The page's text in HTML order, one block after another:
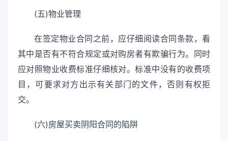
(五)物业管理
在签定物业合同之前，应仔细阅读合同条款，看
其中是否有不符合规定或对购房者有欺骗行为。同时
应对照物业收费标准仔细核对。标准中没有的收费项
目，可要求对方出示有关部门的文件，否则有权拒
交。
(六)房屋买卖阴阳合同的陷阱